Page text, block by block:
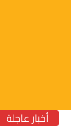
أخبار عاجلة